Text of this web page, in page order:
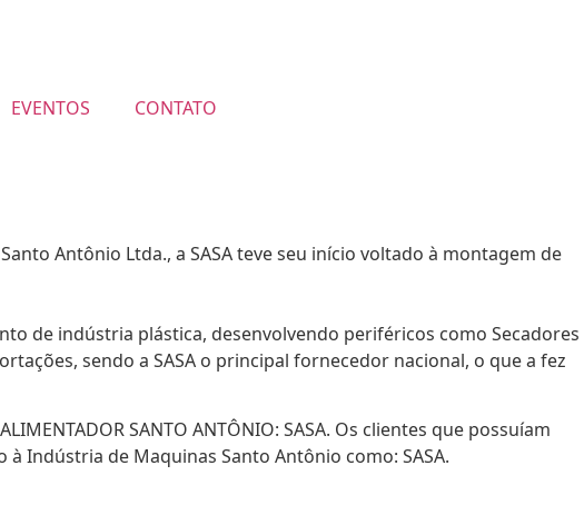
EVENTOS CONTATO
Antônio Ltda., a SASA teve seu início voltado à montagem de
de indústria plástica, desenvolvendo periféricos como Secadores
sendo a SASA o principal fornecedor nacional, o que a fez
SANTO ANTÔNIO: SASA. Os clientes que possuíam
Indústria de Maquinas Santo Antônio como: SASA.